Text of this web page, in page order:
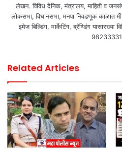
लेखन. विविध दैनिक, मंत्रालय, माहिती व
लोकसभा, विधानसभा, मनपा निवडणूक काळात
इमेज बिल्डिंग, मार्केटिंग, ब्रॅण्डिंग यासारख्या
Related Articles